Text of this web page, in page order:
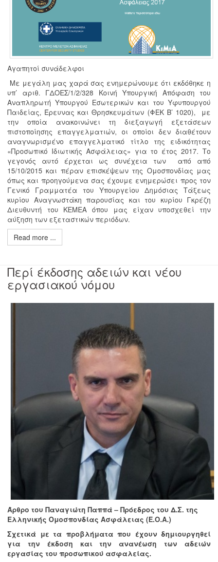
Αγαπητοί συνάδελφοι
Με μεγάλη μας χαρά σας ενημερώνουμε ότι εκδόθηκε η
υπ’ αριθ. ΓΔΟΕΣ/1/2/328 Κοινή Υπουργική Απόφαση του
Αναπληρωτή Υπουργού Εσωτερικών και του Υφυπουργού
Παιδείας, Έρευνας και Θρησκευμάτων (ΦΕΚ Β’ 1020), με
την οποία ανακοινώνει τη διεξαγωγή εξετάσεων
πιστοποίησης επαγγελματιών, οι οποίοι δεν διαθέτουν
αναγνωρισμένο επαγγελματικό τίτλο της ειδικότητας
«Προσωπικό Ιδιωτικής Ασφάλειας» για το έτος 2017. Το
γεγονός αυτό έρχεται ως συνέχεια των από από
15/10/2015 και πέραν επισκέψεων της Ομοσπονδίας μας
όπως και προηγούμενα σας έχουμε ενημερώσει προς τον
Γενικό Γραμματέα του Υπουργείου Δημόσιας Τάξεως
κυρίου Αναγνωστάκη παρουσίας και του κυρίου Γκρέζη
Διευθυντή του ΚΕΜΕΑ όπου μας είχαν υποσχεθεί την
αύξηση των εξεταστικών περιόδων.
Read more ...
Περί έκδοσης αδειών και νέου
εργασιακού νόμου
Άρθρο του Παναγιώτη Παππά – Πρόεδρος του Δ.Σ. της
Ελληνικής Ομοσπονδίας Ασφάλειας (E.O.A.)
Σχετικά με τα προβλήματα που έχουν δημιουργηθεί
για την έκδοση και την ανανέωση των αδειών
εργασίας του προσωπικού ασφαλείας.